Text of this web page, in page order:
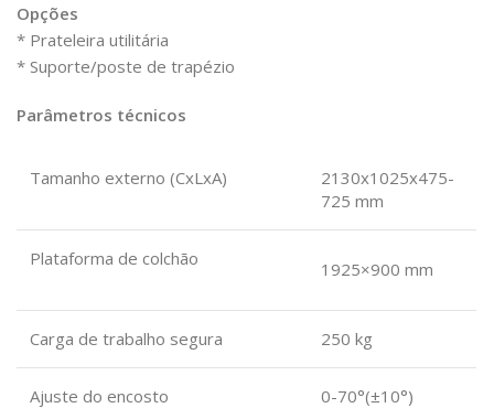
Opções
* Prateleira utilitária
* Suporte/poste de trapézio
Parâmetros técnicos
Tamanho externo (CxLxA)
2130x1025x475-
725 mm
Plataforma de colchão 1925×900 mm
Carga de trabalho segura 250 kg
Ajuste do encosto 0-70°(±10°)